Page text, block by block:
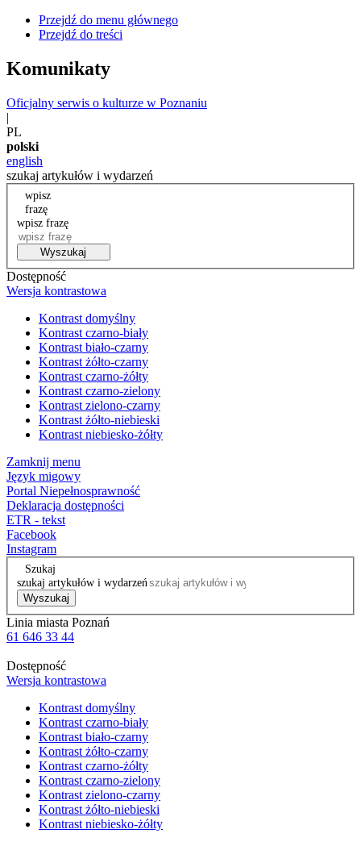
Przejdź do menu głównego
Przejdź do treści
Komunikaty
Oficjalny serwis o kulturze w Poznaniu
|
PL
polski
english
szukaj artykułów i wydarzeń
wpisz
frazę
wpisz frazę
Wyszukaj
Dostępność
Wersja kontrastowa
Kontrast domyślny
Kontrast czarno-biały
Kontrast biało-czarny
Kontrast żółto-czarny
Kontrast czarno-żółty
Kontrast czarno-zielony
Kontrast zielono-czarny
Kontrast żółto-niebieski
Kontrast niebiesko-żółty
Zamknij menu
Język migowy
Portal Niepełnosprawność
Deklaracja dostępności
ETR - tekst
Facebook
Instagram
Szukaj
szukaj artykułów i wydarzeń
Wyszukaj
Linia miasta Poznań
61 646 33 44
Dostępność
Wersja kontrastowa
Kontrast domyślny
Kontrast czarno-biały
Kontrast biało-czarny
Kontrast żółto-czarny
Kontrast czarno-żółty
Kontrast czarno-zielony
Kontrast zielono-czarny
Kontrast żółto-niebieski
Kontrast niebiesko-żółty